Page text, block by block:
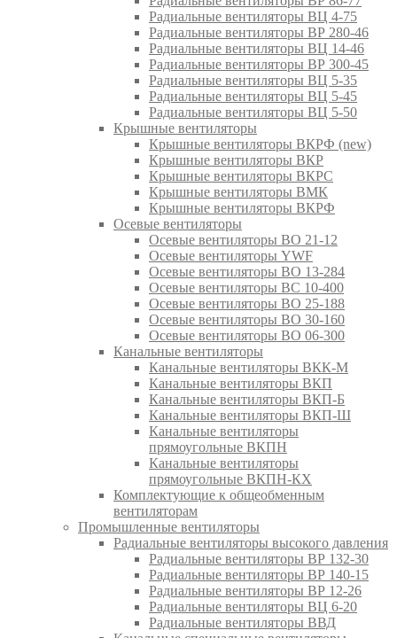
Радиальные вентиляторы ВЦ 4-75
Радиальные вентиляторы ВР 280-46
Радиальные вентиляторы ВЦ 14-46
Радиальные вентиляторы ВР 300-45
Радиальные вентиляторы ВЦ 5-35
Радиальные вентиляторы ВЦ 5-45
Радиальные вентиляторы ВЦ 5-50
Крышные вентиляторы
Крышные вентиляторы ВКРФ (new)
Крышные вентиляторы ВКР
Крышные вентиляторы ВКРС
Крышные вентиляторы ВМК
Крышные вентиляторы ВКРФ
Осевые вентиляторы
Осевые вентиляторы ВО 21-12
Осевые вентиляторы YWF
Осевые вентиляторы ВО 13-284
Осевые вентиляторы ВС 10-400
Осевые вентиляторы ВО 25-188
Осевые вентиляторы ВО 30-160
Осевые вентиляторы ВО 06-300
Канальные вентиляторы
Канальные вентиляторы ВКК-М
Канальные вентиляторы ВКП
Канальные вентиляторы ВКП-Б
Канальные вентиляторы ВКП-Ш
Канальные вентиляторы
прямоугольные ВКПН
Канальные вентиляторы
прямоугольные ВКПН-КХ
Комплектующие к общеобменным
вентиляторам
Промышленные вентиляторы
Радиальные вентиляторы высокого давления
Радиальные вентиляторы ВР 132-30
Радиальные вентиляторы ВР 140-15
Радиальные вентиляторы ВР 12-26
Радиальные вентиляторы ВЦ 6-20
Радиальные вентиляторы ВВД